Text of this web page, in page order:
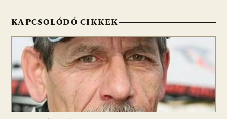
KAPCSOLÓDÓ CIKKEK